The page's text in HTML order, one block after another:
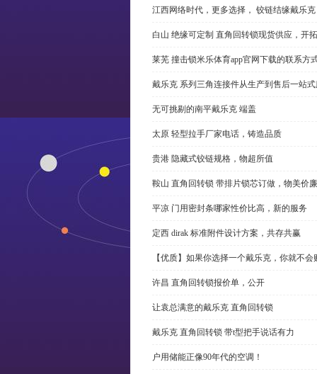
江西网络时代，更多选择， 铰链结缘戴乐克
白山 绝缘可定制 直角回转锁现货供应，开
莱芜 撞击锁米乐体育app官网下载的联系方
戴乐克 系列三角连接件从生产到售后一站
无可挑剔的南平戴乐克 端盖
太原 轻型拉手厂家电话，铸造品质
贵港 隐藏式铰链规格，物超所值
鞍山 直角回转锁 带排片锁芯订做，物美价廉
平凉 门用密封条哪家性价比高，新的服务
定西 dirak 标准附件设计方案，共存共赢
【优质】如果你选择一个戴乐克，你就不
许昌 直角回转锁报价单，公开
让袁总满意的戴乐克 直角回转锁
戴乐克 直角回转锁 带t型把手说话有力
户用储能正像90年代的空调！